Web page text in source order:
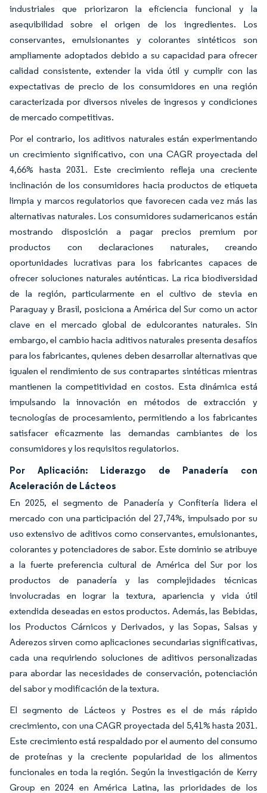
industriales que priorizaron la eficiencia funcional y la
asequibilidad sobre el origen de los ingredientes. Los
conservantes, emulsionantes y colorantes sintéticos son
ampliamente adoptados debido a su capacidad para ofrecer
calidad consistente, extender la vida útil y cumplir con las
expectativas de precio de los consumidores en una región
caracterizada por diversos niveles de ingresos y condiciones
de mercado competitivas.
Por el contrario, los aditivos naturales están experimentando
un crecimiento significativo, con una CAGR proyectada del
4,66% hasta 2031. Este crecimiento refleja una creciente
inclinación de los consumidores hacia productos de etiqueta
limpia y marcos regulatorios que favorecen cada vez más las
alternativas naturales. Los consumidores sudamericanos están
mostrando disposición a pagar precios premium por
productos con declaraciones naturales, creando
oportunidades lucrativas para los fabricantes capaces de
ofrecer soluciones naturales auténticas. La rica biodiversidad
de la región, particularmente en el cultivo de stevia en
Paraguay y Brasil, posiciona a América del Sur como un actor
clave en el mercado global de edulcorantes naturales. Sin
embargo, el cambio hacia aditivos naturales presenta desafíos
para los fabricantes, quienes deben desarrollar alternativas que
igualen el rendimiento de sus contrapartes sintéticas mientras
mantienen la competitividad en costos. Esta dinámica está
impulsando la innovación en métodos de extracción y
tecnologías de procesamiento, permitiendo a los fabricantes
satisfacer eficazmente las demandas cambiantes de los
consumidores y los requisitos regulatorios.
Por Aplicación: Liderazgo de Panadería con
Aceleración de Lácteos
En 2025, el segmento de Panadería y Confitería lidera el
mercado con una participación del 27,74%, impulsado por su
uso extensivo de aditivos como conservantes, emulsionantes,
colorantes y potenciadores de sabor. Este dominio se atribuye
a la fuerte preferencia cultural de América del Sur por los
productos de panadería y las complejidades técnicas
involucradas en lograr la textura, apariencia y vida útil
extendida deseadas en estos productos. Además, las Bebidas,
los Productos Cárnicos y Derivados, y las Sopas, Salsas y
Aderezos sirven como aplicaciones secundarias significativas,
cada una requiriendo soluciones de aditivos personalizadas
para abordar las necesidades de conservación, potenciación
del sabor y modificación de la textura.
El segmento de Lácteos y Postres es el de más rápido
crecimiento, con una CAGR proyectada del 5,41% hasta 2031.
Este crecimiento está respaldado por el aumento del consumo
de proteínas y la creciente popularidad de los alimentos
funcionales en toda la región. Según la investigación de Kerry
Group en 2024 en América Latina, las prioridades de los